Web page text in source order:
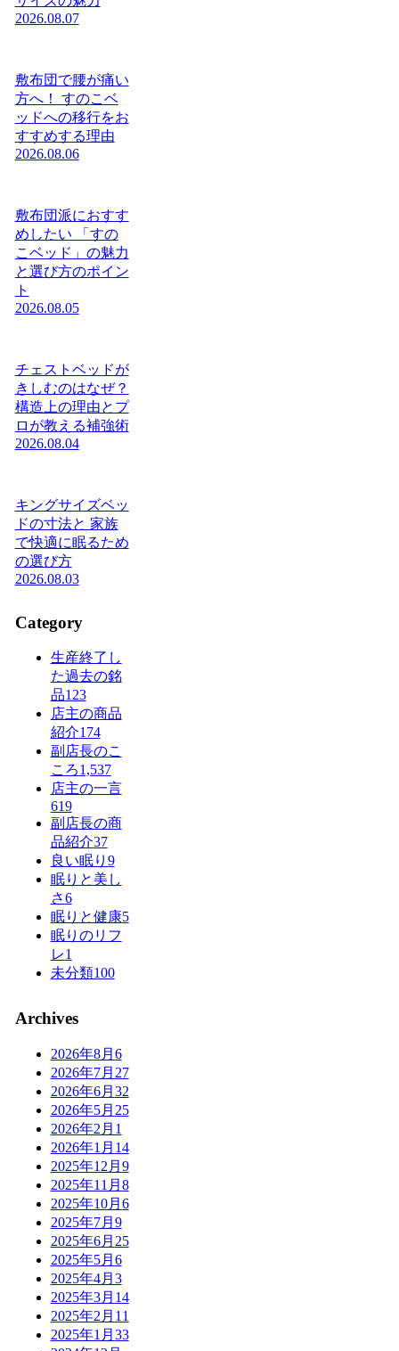
2026.08.07
敷布団で腰が痛い
方へ！ すのこベ
ッドへの移行をお
すすめする理由
2026.08.06
敷布団派におすす
めしたい 「すの
こベッド」の魅力
と選び方のポイン
ト
2026.08.05
チェストベッドが
きしむのはなぜ？
構造上の理由とプ
ロが教える補強術
2026.08.04
キングサイズベッ
ドの寸法と 家族
で快適に眠るため
の選び方
2026.08.03
Category
生産終了し
た過去の銘
品123
店主の商品
紹介174
副店長のこ
ころ1,537
店主の一言
619
副店長の商
品紹介37
良い眠り 9
眠りと美し
さ6
眠りと健康5
眠りのリフ
レ1
未分類100
Archives
2026年8月 6
2026年7月 27
2026年6月 32
2026年5月 25
2026年2月 1
2026年1月 14
2025年12月 9
2025年11月 8
2025年10月 6
2025年7月 9
2025年6月 25
2025年5月 6
2025年4月 3
2025年3月 14
2025年2月 11
2025年1月 33